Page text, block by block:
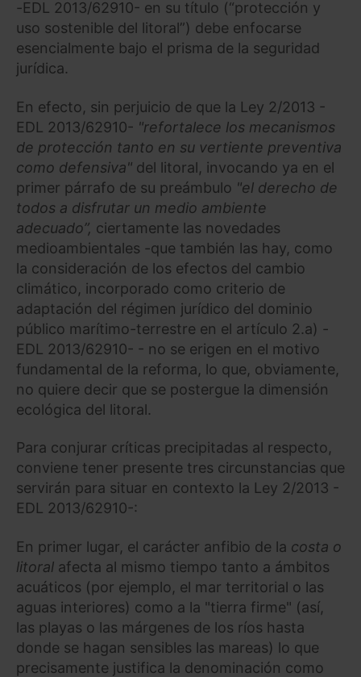
-EDL 2013/62910- en su título (“protección y
uso sostenible del litoral”) debe enfocarse
esencialmente bajo el prisma de la seguridad
jurídica.
En efecto, sin perjuicio de que la Ley 2/2013 -
EDL 2013/62910- "refortalece los mecanismos
de protección tanto en su vertiente preventiva
como defensiva" del litoral, invocando ya en el
primer párrafo de su preámbulo "el derecho de
todos a disfrutar un medio ambiente
adecuado”, ciertamente las novedades
medioambientales -que también las hay, como
la consideración de los efectos del cambio
climático, incorporado como criterio de
adaptación del régimen jurídico del dominio
público marítimo-terrestre en el artículo 2.a) -
EDL 2013/62910- - no se erigen en el motivo
fundamental de la reforma, lo que, obviamente,
no quiere decir que se postergue la dimensión
ecológica del litoral.
Para conjurar críticas precipitadas al respecto,
conviene tener presente tres circunstancias que
servirán para situar en contexto la Ley 2/2013 -
EDL 2013/62910-:
En primer lugar, el carácter anfibio de la costa o
litoral afecta al mismo tiempo tanto a ámbitos
acuáticos (por ejemplo, el mar territorial o las
aguas interiores) como a la "tierra firme" (así,
las playas o las márgenes de los ríos hasta
donde se hagan sensibles las mareas) lo que
precisamente justifica la denominación como